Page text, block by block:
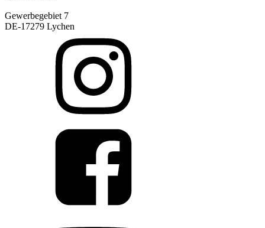
Gewerbegebiet 7
DE-17279 Lychen